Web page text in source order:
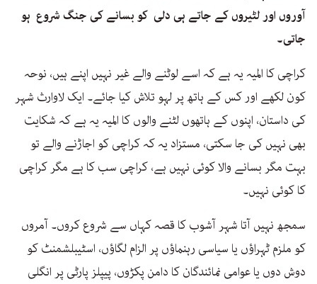
آوروں اور لٹیروں کے جاتے ہی دلی کو بسانے کی جنگ شروع ہو
جاتی۔
کراچی کا المیہ یہ ہے کہ اسے لوٹنے والے غیر نہیں اپنے ہیں، نوحہ
کون لکھے اور کس کے ہاتھ پر لہو تلاش کیا جائے۔ ایک لاوارث شہر
کی داستان، اپنوں کے ہاتھوں لٹنے والوں کا المیہ یہ ہے کہ شکایت
بھی نہیں کی جا سکتی، مستزاد یہ کہ کراچی کو اجاڑنے والے تو
بہت مگر بسانے والا کوئی نہیں ہے، کراچی سب کا ہے مگر کراچی
کا کوئی نہیں۔
سمجھ نہیں آتا شہر آشوب کا قصہ کہاں سے شروع کروں۔ آمروں
کو ملزم ٹہراؤں یا سیاسی رہنماؤں پر الزام لگاؤں، اسٹیبلشمنٹ کو
دوش دوں یا عوامی نمائندگان کا دامن پکڑوں، پیپلز پارٹی پر انگلی